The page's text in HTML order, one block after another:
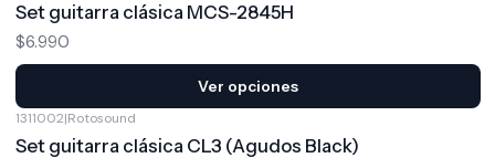
Set guitarra clásica MCS-2845H
$6.990
Ver opciones
1311002|Rotosound
Set guitarra clásica CL3 (Agudos Black)